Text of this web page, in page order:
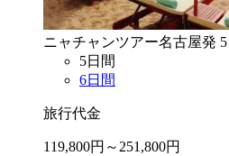
ニャチャンツアー名古屋発 5
5日間
6日間
旅行代金
119,800円～ 251,800円